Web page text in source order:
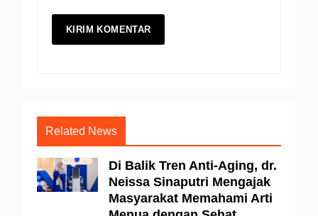
Related News
Di Balik Tren Anti-Aging, dr.
Neissa Sinaputri Mengajak
Masyarakat Memahami Arti